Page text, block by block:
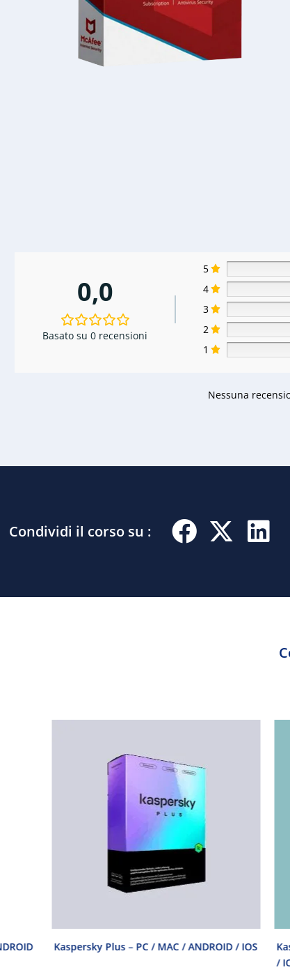
0,0
Basato su 0 recensioni
5
4
3
2
1
Nessuna
Condividi il corso su :
Kaspersky Plus – PC / MAC / ANDROID / IOS
Kaspersky